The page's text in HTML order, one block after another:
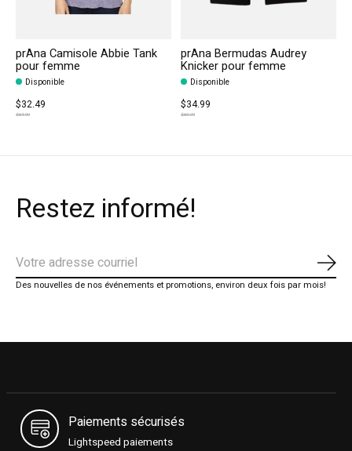
prAna Camisole Abbie Tank
pour femme
Disponible
$32.49
$64.99
prAna Bermudas Audrey
Knicker pour femme
Disponible
$34.99
$69.99
Restez informé!
Des nouvelles de nos événements et promotions, environ deux fois par mois!
Paiements sécurisés
Lightspeed paiements